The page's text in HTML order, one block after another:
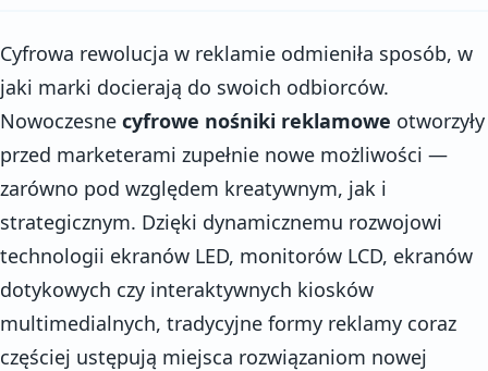
Cyfrowa rewolucja w reklamie odmieniła sposób, w
jaki marki docierają do swoich odbiorców.
Nowoczesne cyfrowe nośniki reklamowe otworzyły
przed marketerami zupełnie nowe możliwości —
zarówno pod względem kreatywnym, jak i
strategicznym. Dzięki dynamicznemu rozwojowi
technologii ekranów LED, monitorów LCD, ekranów
dotykowych czy interaktywnych kiosków
multimedialnych, tradycyjne formy reklamy coraz
częściej ustępują miejsca rozwiązaniom nowej